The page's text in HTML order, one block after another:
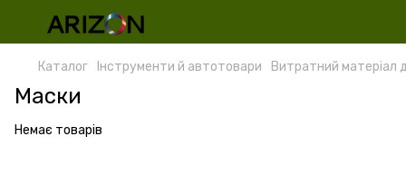
Каталог Інструменти й автотовари Витратний матеріал
Маски
Немає товарів